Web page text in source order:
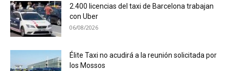
2.400 licencias del taxi de Barcelona trabajan
con Uber
06/08/2026
Élite Taxi no acudirá a la reunión solicitada por
los Mossos